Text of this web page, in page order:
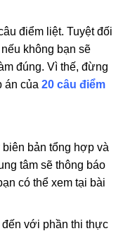
điểm liệt. Tuyệt đối
không bạn sẽ
đúng. Vì thế, đừng
án của 20 câu điểm
bản tổng hợp và
tâm sẽ thông báo
có thể xem tại bài
đến với phần thi thực